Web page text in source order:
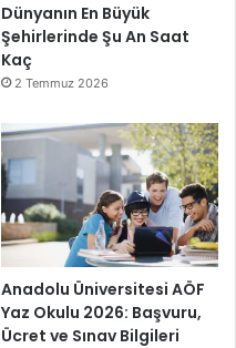
Dünyanın En Büyük
Şehirlerinde Şu An Saat
Kaç
2 Temmuz 2026
Anadolu Üniversitesi AÖF
Yaz Okulu 2026: Başvuru,
Ücret ve Sınav Bilgileri